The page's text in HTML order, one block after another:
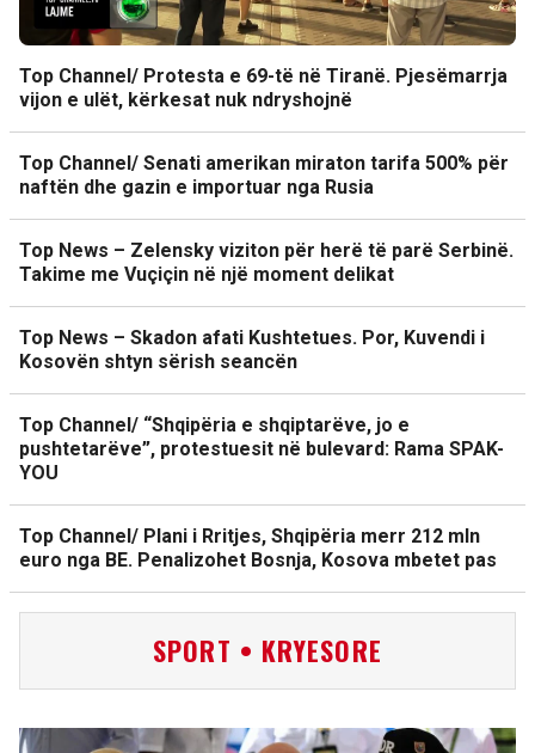
Top Channel/ Protesta e 69-të në Tiranë. Pjesëmarrja
vijon e ulët, kërkesat nuk ndryshojnë
Top Channel/ Senati amerikan miraton tarifa 500% për
naftën dhe gazin e importuar nga Rusia
Top News – Zelensky viziton për herë të parë Serbinë.
Takime me Vuçiçin në një moment delikat
Top News – Skadon afati Kushtetues. Por, Kuvendi i
Kosovën shtyn sërish seancën
Top Channel/ “Shqipëria e shqiptarëve, jo e
pushtetarëve”, protestuesit në bulevard: Rama SPAK-
YOU
Top Channel/ Plani i Rritjes, Shqipëria merr 212 mln
euro nga BE. Penalizohet Bosnja, Kosova mbetet pas
SPORT • KRYESORE